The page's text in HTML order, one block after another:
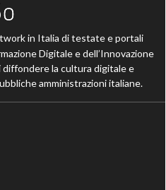
in Italia di testate e portali
Digitale e dell’Innovazione
diffondere la cultura digitale e
amministrazioni italiane.